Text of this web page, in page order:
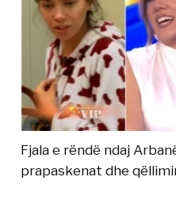
Fjala e rëndë ndaj
prapaskenat dhe